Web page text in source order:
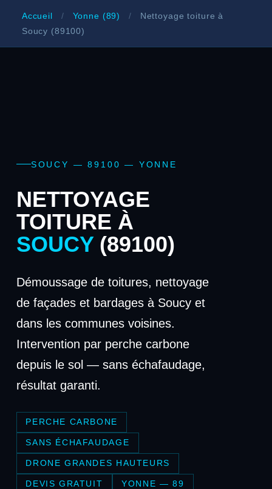
Accueil / Yonne (89) /
Nettoyage toiture à
Soucy (89100)
SOUCY — 89100 — YONNE
NETTOYAGE
TOITURE À
SOUCY(89100)
Démoussage de toitures, nettoyage
de façades et bardages à Soucy et
dans les communes voisines.
Intervention par perche carbone
depuis le sol — sans échafaudage,
résultat garanti.
PERCHE CARBONE
SANS ÉCHAFAUDAGE
DRONE GRANDES HAUTEURS
DEVIS GRATUIT YONNE — 89